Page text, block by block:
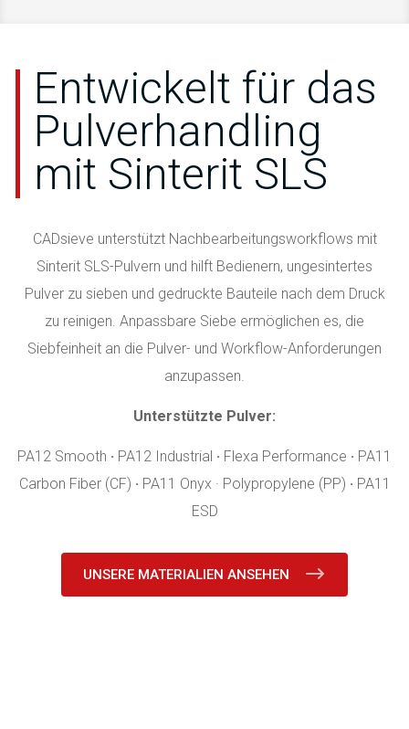
Entwickelt für das
Pulverhandling
mit Sinterit SLS
CADsieve unterstützt Nachbearbeitungsworkflows mit
Sinterit SLS-Pulvern und hilft Bedienern, ungesintertes
Pulver zu sieben und gedruckte Bauteile nach dem Druck
zu reinigen. Anpassbare Siebe ermöglichen es, die
Siebfeinheit an die Pulver- und Workflow-Anforderungen
anzupassen.
Unterstützte Pulver:
PA12 Smooth · PA12 Industrial · Flexa Performance · PA11
Carbon Fiber (CF) · PA11 Onyx · Polypropylene (PP) · PA11
ESD
UNSERE MATERIALIEN ANSEHEN